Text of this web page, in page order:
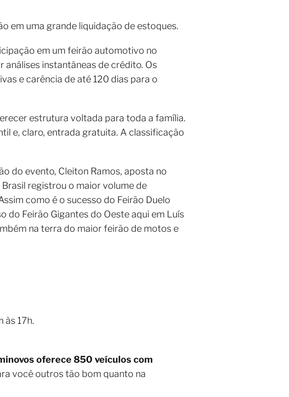
em uma grande liquidação de estoques.
em um feirão automotivo no
análises instantâneas de crédito. Os
e carência de até 120 dias para o
estrutura voltada para toda a família.
e, claro, entrada gratuita. A classificação
do evento, Cleiton Ramos, aposta no
registrou o maior volume de
como é o sucesso do Feirão Duelo
do Feirão Gigantes do Oeste aqui em Luís
na terra do maior feirão de motos e
às 17h.
oferece 850 veículos com
você outros tão bom quanto na